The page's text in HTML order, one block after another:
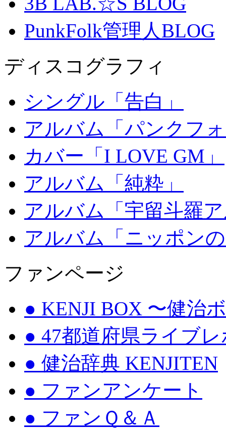
PunkFolk管理人BLOG
ディスコグラフィ
シングル「告白」
アルバム「パンクフ
カバー「I LOVE GM」
アルバム「純粋」
アルバム「宇留斗羅
アルバム「ニッポン
ファンページ
● KENJI BOX 〜健治
● 47都道府県ライブ
● 健治辞典 KENJITEN
● ファンアンケート
● ファンＱ＆Ａ